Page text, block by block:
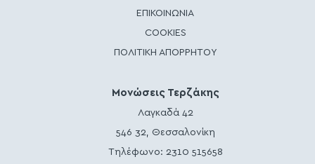
ΕΠΙΚΟΙΝΩΝΙΑ
COOKIES
ΠΟΛΙΤΙΚΗ ΑΠΟΡΡΗΤΟΥ
Μονώσεις Τερζάκης
Λαγκαδά 42
546 32, Θεσσαλονίκη
Τηλέφωνο: 2310 515658